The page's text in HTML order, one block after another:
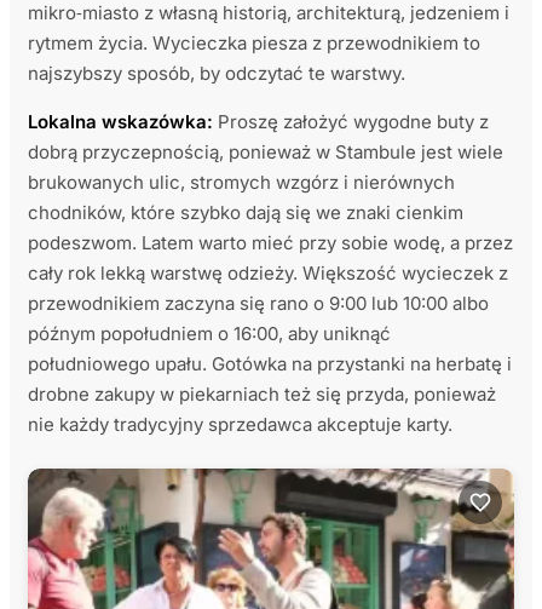
mikro‑miasto z własną historią, architekturą, jedzeniem i
rytmem życia. Wycieczka piesza z przewodnikiem to
najszybszy sposób, by odczytać te warstwy.
Lokalna wskazówka: Proszę założyć wygodne buty z
dobrą przyczepnością, ponieważ w Stambule jest wiele
brukowanych ulic, stromych wzgórz i nierównych
chodników, które szybko dają się we znaki cienkim
podeszwom. Latem warto mieć przy sobie wodę, a przez
cały rok lekką warstwę odzieży. Większość wycieczek z
przewodnikiem zaczyna się rano o 9:00 lub 10:00 albo
późnym popołudniem o 16:00, aby uniknąć
południowego upału. Gotówka na przystanki na herbatę i
drobne zakupy w piekarniach też się przyda, ponieważ
nie każdy tradycyjny sprzedawca akceptuje karty.